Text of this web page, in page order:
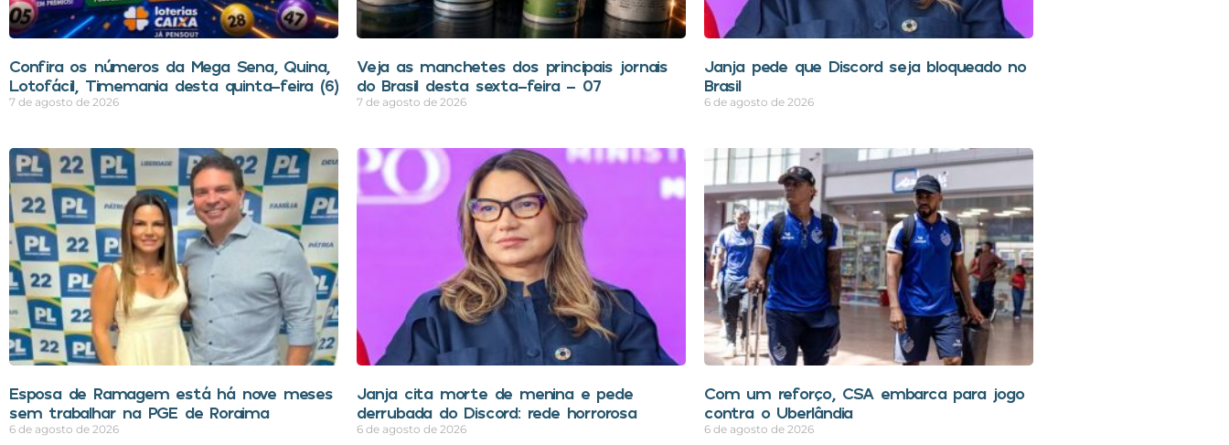
Confira os números da Mega Sena, Quina,
Lotofácil, Timemania desta quinta-feira (6)
7 de agosto de 2026
Veja as manchetes dos principais jornais
do Brasil desta sexta-feira – 07
7 de agosto de 2026
Janja pede que Discord seja bloqueado no
Brasil
6 de agosto de 2026
Esposa de Ramagem está há nove meses
sem trabalhar na PGE de Roraima
6 de agosto de 2026
Janja cita morte de menina e pede
derrubada do Discord: rede horrorosa
6 de agosto de 2026
Com um reforço, CSA embarca para jogo
contra o Uberlândia
6 de agosto de 2026